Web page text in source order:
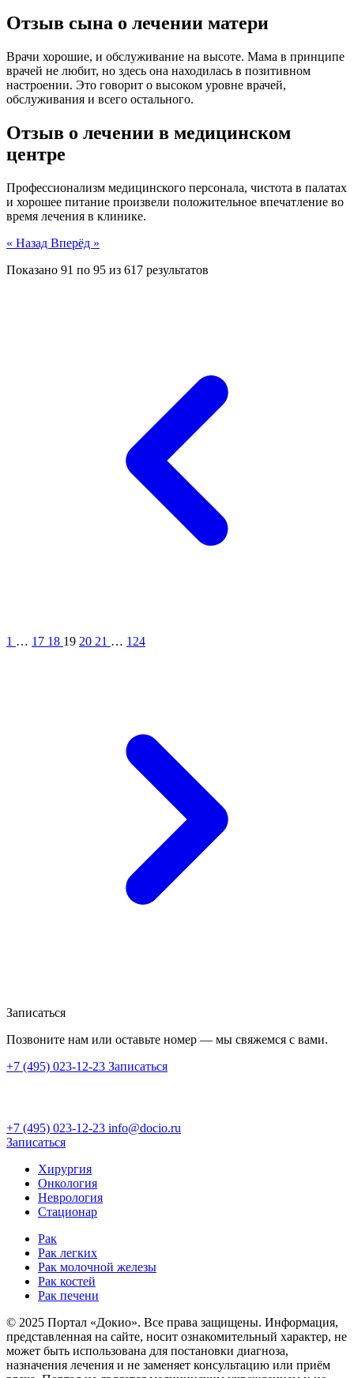
Отзыв сына о лечении матери
Врачи хорошие, и обслуживание на высоте. Мама в принципе
врачей не любит, но здесь она находилась в позитивном
настроении. Это говорит о высоком уровне врачей,
обслуживания и всего остального.
Отзыв о лечении в медицинском
центре
Профессионализм медицинского персонала, чистота в палатах
и хорошее питание произвели положительное впечатление во
время лечения в клинике.
« Назад Вперёд »
Показано 91 по 95 из 617 результатов
1 … 17 18 19 20 21 … 124
Записаться
Позвоните нам или оставьте номер — мы свяжемся с вами.
+7 (495) 023-12-23 Записаться
+7 (495) 023-12-23 info@docio.ru
Записаться
Хирургия
Онкология
Неврология
Стационар
Рак
Рак легких
Рак молочной железы
Рак костей
Рак печени
© 2025 Портал «Докио». Все права защищены. Информация,
представленная на сайте, носит ознакомительный характер, не
может быть использована для постановки диагноза,
назначения лечения и не заменяет консультацию или приём